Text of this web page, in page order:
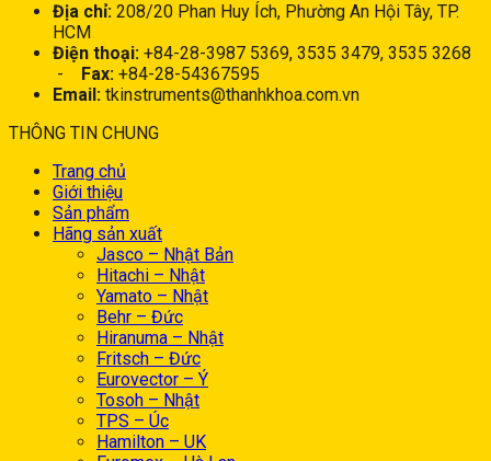
Địa chỉ: 208/20 Phan Huy Ích, Phường An Hội Tây, TP.
HCM
Điện thoại: +84-28-3987 5369, 3535 3479, 3535 3268
- Fax: +84-28-54367595
Email: tkinstruments@thanhkhoa.com.vn
THÔNG TIN CHUNG
Trang chủ
Giới thiệu
Sản phẩm
Hãng sản xuất
Jasco – Nhật Bản
Hitachi – Nhật
Yamato – Nhật
Behr – Đức
Hiranuma – Nhật
Fritsch – Đức
Eurovector – Ý
Tosoh – Nhật
TPS – Úc
Hamilton – UK